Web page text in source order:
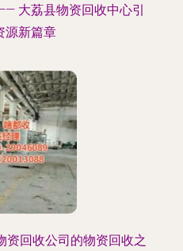
大荔县物资回收中心引
源新篇章
资回收公司的物资回收之